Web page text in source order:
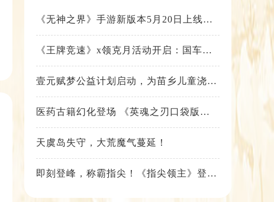
《无神之界》手游新版本5月20日上线，
《王牌竞速》x领克月活动开启：国车喜
壹元赋梦公益计划启动，为苗乡儿童浇筑
医药古籍幻化登场 《英魂之刃口袋版》
天虞岛失守，大荒魔气蔓延！
即刻登峰，称霸指尖！《指尖领主》登峰